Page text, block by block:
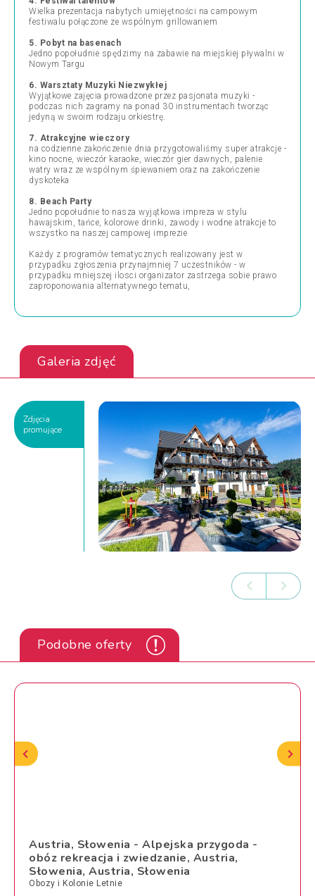
Wielka prezentacja nabytych umiejętności na campowym
festiwalu połączone ze wspólnym grillowaniem
5. Pobyt na basenach
Jedno popołudnie spędzimy na zabawie na miejskiej pływalni w
Nowym Targu
6. Warsztaty Muzyki Niezwykłej
Wyjątkowe zajęcia prowadzone przez pasjonata muzyki -
podczas nich zagramy na ponad 30 instrumentach tworząc
jedyną w swoim rodzaju orkiestrę.
7. Atrakcyjne wieczory
na codzienne zakończenie dnia przygotowaliśmy super atrakcje -
kino nocne, wieczór karaoke, wieczór gier dawnych, palenie
watry wraz ze wspólnym śpiewaniem oraz na zakończenie
dyskoteka
8. Beach Party
Jedno popołudnie to nasza wyjątkowa impreza w stylu
hawajskim, tańce, kolorowe drinki, zawody i wodne atrakcje to
wszystko na naszej campowej imprezie
Każdy z programów tematycznych realizowany jest w
przypadku zgłoszenia przynajmniej 7 uczestników - w
przypadku mniejszej ilosci organizator zastrzega sobie prawo
zaproponowania alternatywnego tematu,
Galeria zdjęć
Zdjęcia
promujące
Podobne oferty
Austria, Słowenia - Alpejska przygoda -
obóz rekreacja i zwiedzanie, Austria,
Słowenia, Austria, Słowenia
Obozy i Kolonie Letnie